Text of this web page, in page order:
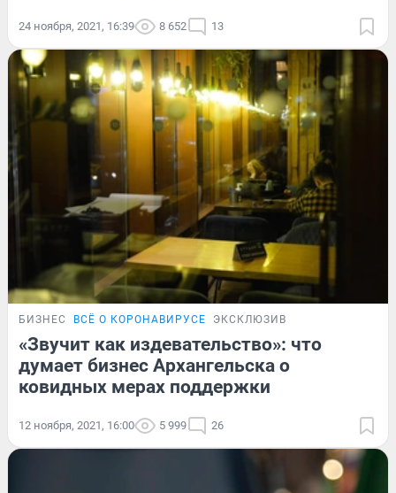
24 ноября, 2021, 16:39 8 652 13
БИЗНЕС ВСЁ О КОРОНАВИРУСЕ ЭКСКЛЮЗИВ
«Звучит как издевательство»: что
думает бизнес Архангельска о
ковидных мерах поддержки
12 ноября, 2021, 16:00 5 999 26